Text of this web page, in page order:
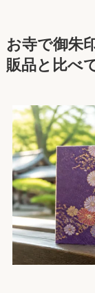
お寺で御朱
販品と比べ